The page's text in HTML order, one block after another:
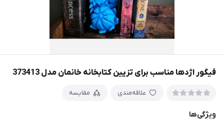
فیگور اژدها مناسب برای تزیین کتابخانه خانمان مدل 373413
علاقه‌مندی مقایسه
ویژگی‌ها